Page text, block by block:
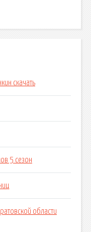
скачать
5 сезон
области